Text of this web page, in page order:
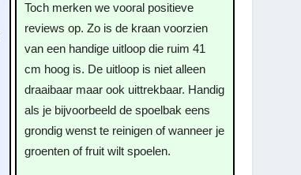
Toch merken we vooral positieve
reviews op. Zo is de kraan voorzien
van een handige uitloop die ruim 41
cm hoog is. De uitloop is niet alleen
draaibaar maar ook uittrekbaar. Handig
als je bijvoorbeeld de spoelbak eens
grondig wenst te reinigen of wanneer je
groenten of fruit wilt spoelen.